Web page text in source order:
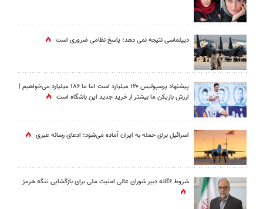
دیپلماسی نتیجه‌ نمی دهد؛ پاسخ نظامی ضروری است
پیشنهاد پرسپولیس ۱۲۰ میلیارد است اما ما ۱۸۶ میلیارد می‌خواهیم |
ارزش بازیکن ما بیشتر از خرید جدید این باشگاه است
اسرائیل برای حمله به ایران آماده می‌شود؛ ادعای رسانه عبری
شروط ۶گانه دبیر شورای عالی امنیت ملی برای بازگشایی تنگه هرمز